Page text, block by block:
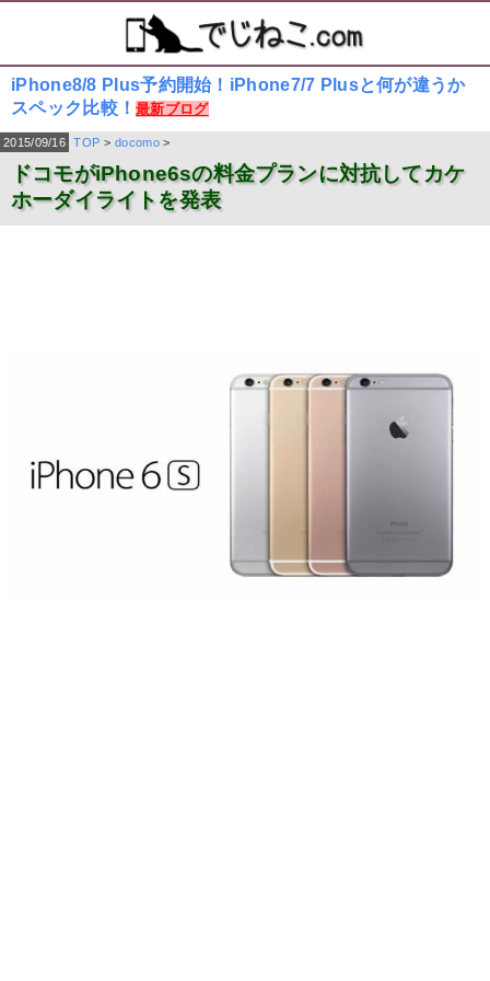
iPhone8/8 Plus予約開始！iPhone7/7 Plusと何が違うか
スペック比較！最新ブログ
2015/09/16 TOP > docomo>
ドコモがiPhone6sの料金プランに対抗してカケ
ホーダイライトを発表